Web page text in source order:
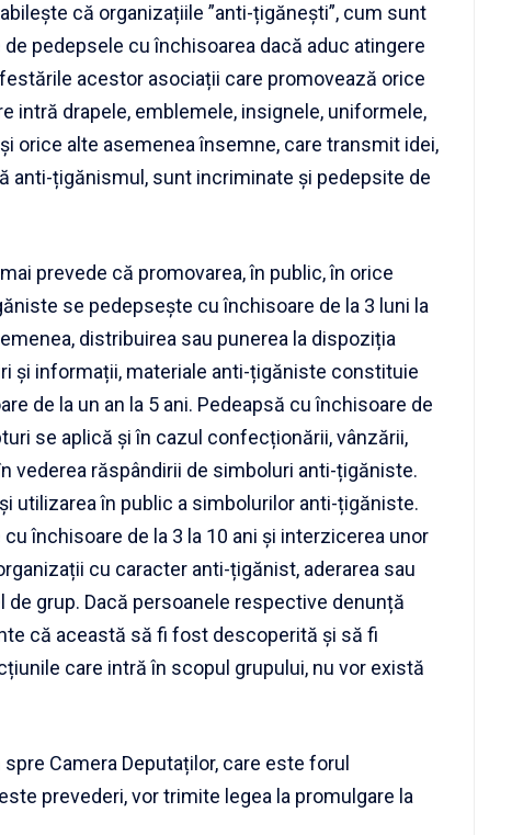
că organizațiile ”anti-țigănești”, cum sunt
pedepsele cu închisoarea dacă aduc atingere
acestor asociații care promovează orice
intră drapele, emblemele, insignele, uniformele,
orice alte asemenea însemne, care transmit idei,
anti-țigănismul, sunt incriminate și pedepsite de
prevede că promovarea, în public, în orice
se pedepsește cu închisoare de la 3 luni la
distribuirea sau punerea la dispoziția
și informații, materiale anti-țigăniste constituie
de la un an la 5 ani. Pedeapsă cu închisoare de
se aplică și în cazul confecționării, vânzării,
vederea răspândirii de simboluri anti-țigăniste.
utilizarea în public a simbolurilor anti-țigăniste.
închisoare de la 3 la 10 ani și interzicerea unor
cu caracter anti-țigănist, aderarea sau
grup. Dacă persoanele respective denunță
că această să fi fost descoperită și să fi
care intră în scopul grupului, nu vor există
Camera Deputaților, care este forul
prevederi, vor trimite legea la promulgare la